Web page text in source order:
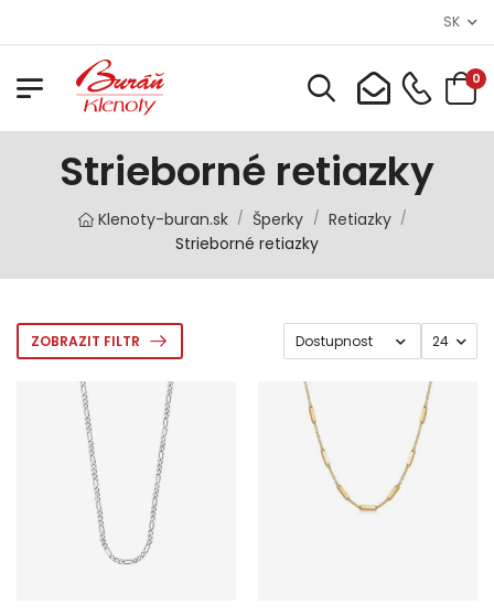
SK
0
Strieborné retiazky
Klenoty-buran.sk / Šperky / Retiazky /
Strieborné retiazky
ZOBRAZIT FILTR